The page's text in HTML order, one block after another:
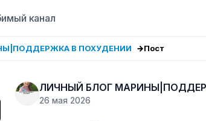
канал
В ПОХУДЕНИИ Пост
ЛИЧНЫЙ БЛОГ
26 мая 2026